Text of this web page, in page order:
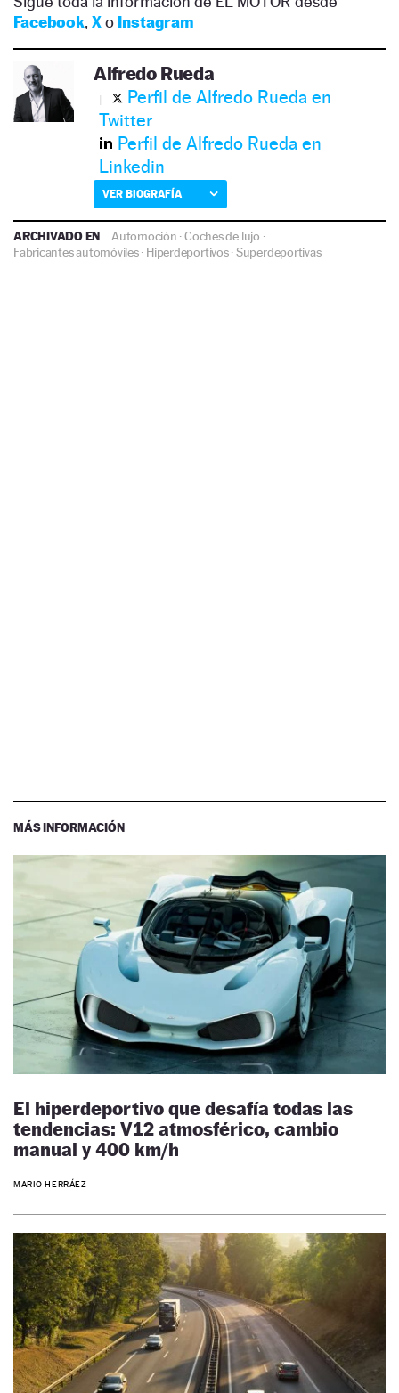
Facebook, Xo Instagram
Alfredo Rueda
Perfil de Alfredo Rueda en
Twitter
Perfil de Alfredo Rueda en
Linkedin
VER BIOGRAFÍA
ARCHIVADO EN Automoción ·Coches de lujo ·
Fabricantes automóviles· Hiperdeportivos·Superdeportivas
MÁS INFORMACIÓN
El hiperdeportivo que desafía todas las
tendencias: V12 atmosférico, cambio
manual y 400 km/h
MARIO HERRÁEZ